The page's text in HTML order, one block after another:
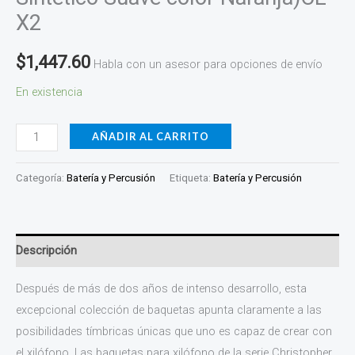
X2
$1,447.60 Habla con un asesor para opciones de envío
En existencia
Suave
Naranja)CL-
AÑADIR AL CARRITO
Categoría: Batería y Percusión Etiqueta: Batería y Percusión
Descripción
Después de más de dos años de intenso desarrollo, esta
excepcional colección de baquetas apunta claramente a las
posibilidades tímbricas únicas que uno es capaz de crear con